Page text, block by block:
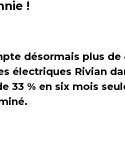
!
désormais plus de
électriques Rivian
33 % en six mois